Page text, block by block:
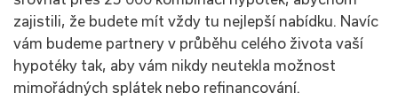
zajistili, že budete mít vždy tu nejlepší nabídku. Navíc
vám budeme partnery v průběhu celého života vaší
hypotéky tak, aby vám nikdy neutekla možnost
mimořádných splátek nebo refinancování.